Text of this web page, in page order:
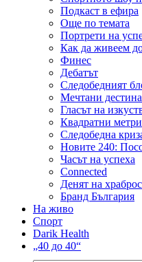
Подкаст в ефира
Още по темата
Портрети на
Как да живеем
Финес
Дебатът
Следобедният
Мечтани
Гласът на
Квадратни метри
Следобедна
Новите 240:
Часът на успеха
Connected
Денят на
Бранд България
На живо
Спорт
Darik Health
„40 до 40“